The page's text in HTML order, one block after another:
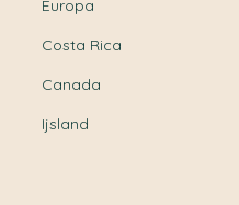
Europa
Costa Rica
Canada
Ijsland